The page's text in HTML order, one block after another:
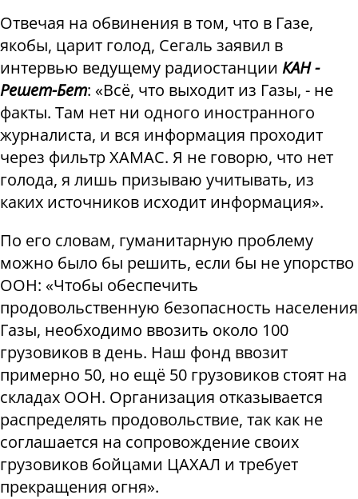
Отвечая на обвинения в том, что в Газе,
якобы, царит голод, Сегаль заявил в
интервью ведущему радиостанции КАН -
Решет-Бет: «Всё, что выходит из Газы, - не
факты. Там нет ни одного иностранного
журналиста, и вся информация проходит
через фильтр ХАМАС. Я не говорю, что нет
голода, я лишь призываю учитывать, из
каких источников исходит информация».
По его словам, гуманитарную проблему
можно было бы решить, если бы не упорство
ООН: «Чтобы обеспечить
продовольственную безопасность населения
Газы, необходимо ввозить около 100
грузовиков в день. Наш фонд ввозит
примерно 50, но ещё 50 грузовиков стоят на
складах ООН. Организация отказывается
распределять продовольствие, так как не
соглашается на сопровождение своих
грузовиков бойцами ЦАХАЛ и требует
прекращения огня».